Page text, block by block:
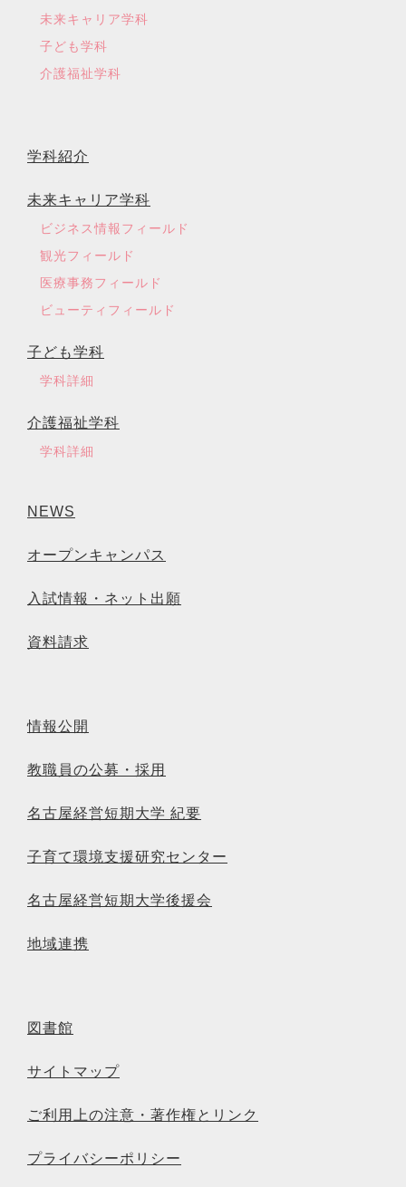
未来キャリア学科
子ども学科
介護福祉学科
学科紹介
未来キャリア学科
ビジネス情報フィールド
観光フィールド
医療事務フィールド
ビューティフィールド
子ども学科
学科詳細
介護福祉学科
学科詳細
NEWS
オープンキャンパス
入試情報・ネット出願
資料請求
情報公開
教職員の公募・採用
名古屋経営短期大学 紀要
子育て環境支援研究センター
名古屋経営短期大学後援会
地域連携
図書館
サイトマップ
ご利用上の注意・著作権とリンク
プライバシーポリシー